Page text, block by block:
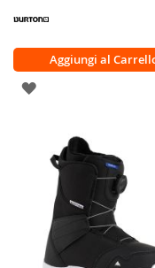
Aggiungi al
AGGIUNGI
LISTA
DESIDERI